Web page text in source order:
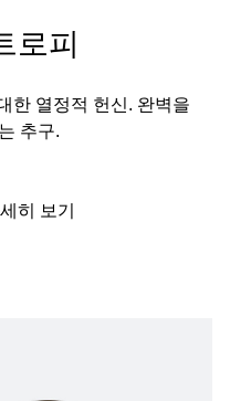
로피
한 열정적 헌신. 완벽을
추구.
히 보기